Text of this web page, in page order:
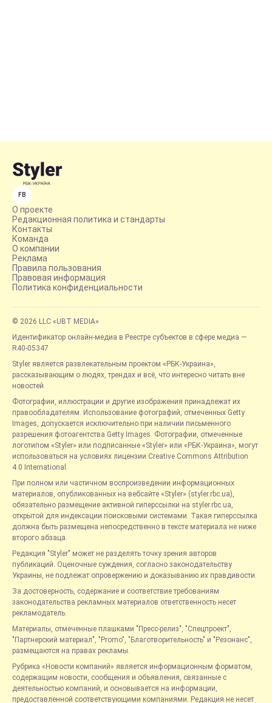
FB
О проекте
Редакционная политика и стандарты
Контакты
Команда
О компании
Реклама
Правила пользования
Правовая информация
Политика конфиденциальности
© 2026 LLC «UBT MEDIA»
Идентификатор онлайн-медиа в Реестре субъектов в сфере медиа —
R40-05347
Styler является развлекательным проектом «РБК-Украина»,
рассказывающим о людях, трендах и всё, что интересно читать вне
новостей.
Фотографии, иллюстрации и другие изображения принадлежат их
правообладателям. Использование фотографий, отмеченных Getty
Images, допускается исключительно при наличии письменного
разрешения фотоагентства Getty Images. Фотографии, отмеченные
логотипом «Styler» или подписанные «Styler» или «РБК-Украина», могут
использоваться на условиях лицензии Creative Commons Attribution
4.0 International.
При полном или частичном воспроизведении информационных
материалов, опубликованных на вебсайте «Styler» (styler.rbc.ua),
обязательно размещение активной гиперссылки на styler.rbc.ua,
открытой для индексации поисковыми системами. Такая гиперссылка
должна быть размещена непосредственно в тексте материала не ниже
второго абзаца.
Редакция "Styler" может не разделять точку зрения авторов
публикаций. Оценочные суждения, согласно законодательству
Украины, не подлежат опровержению и доказыванию их правдивости.
За достоверность, содержание и соответствие требованиям
законодательства рекламных материалов ответственность несет
рекламодатель.
Материалы, отмеченные плашками "Пресс-релиз", "Спецпроект",
"Партнерский материал", "Promo", "Благотворительность" и "Резонанс",
размещаются на правах рекламы.
Рубрика «Новости компаний» является информационным форматом,
содержащим новости, сообщения и объявления, связанные с
деятельностью компаний, и основывается на информации,
предоставленной соответствующими компаниями. Редакция не несет